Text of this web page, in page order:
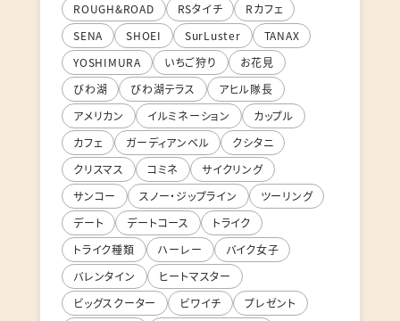
ROUGH&ROAD
RSタイチ
Rカフェ
SENA
SHOEI SurLuster
TANAX
YOSHIMURA
いちご狩り
お花見
びわ湖
びわ湖テラス
アヒル隊長
アメリカン
イルミネーション
カップル
カフェ
ガーディアンベル
クシタニ
クリスマス
コミネ
サイクリング
サンコー
スノー・ジップライン
ツーリング
デート
デートコース
トライク
トライク種類
ハーレー
バイク女子
バレンタイン
ヒートマスター
ビッグスクーター
ビワイチ プレゼント